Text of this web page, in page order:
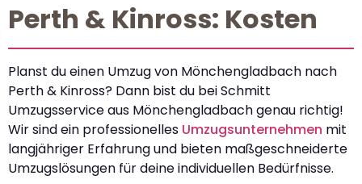
Perth & Kinross: Kosten
Planst du einen Umzug von Mönchengladbach nach
Perth & Kinross? Dann bist du bei Schmitt
Umzugsservice aus Mönchengladbach genau richtig!
Wir sind ein professionelles Umzugsunternehmen mit
langjähriger Erfahrung und bieten maßgeschneiderte
Umzugslösungen für deine individuellen Bedürfnisse.